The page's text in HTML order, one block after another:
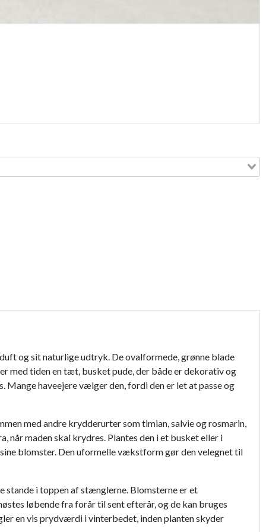
og sit naturlige udtryk. De ovalformede, grønne blade
med tiden en tæt, busket pude, der både er dekorativ og
haveejere vælger den, fordi den er let at passe og
med andre krydderurter som timian, salvie og rosmarin,
når maden skal krydres. Plantes den i et busket eller i
blomster. Den uformelle vækstform gør den velegnet til
stande i toppen af stænglerne. Blomsterne er et
løbende fra forår til sent efterår, og de kan bruges
en vis prydværdi i vinterbedet, inden planten skyder